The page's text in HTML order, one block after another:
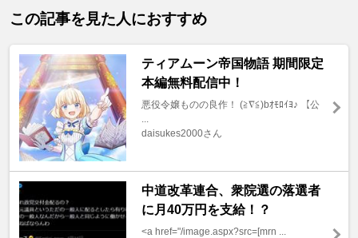
この記事を見た人におすすめ
ティアムーン帝国物語 期間限定
本編無料配信中！
悪役令嬢ものの良作！ (≧∇≦)bｵﾓﾛｲﾖ♪ 【公
...
daisukes2000さん
中道改革連合、衆院選の落選者
に月40万円を支給！？
<a href="/image.aspx?src=[mrn ...